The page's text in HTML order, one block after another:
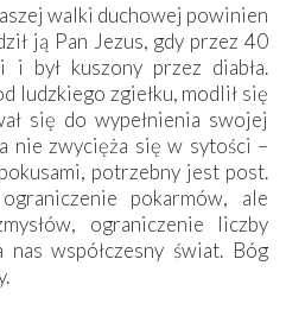
walki duchowej powinien
ją Pan Jezus, gdy przez 40
i był kuszony przez diabła.
ludzkiego zgiełku, modlił się
się do wypełnienia swojej
nie zwycięża się w sytości –
potrzebny jest post.
pokarmów, ale
ograniczenie liczby
współczesny świat. Bóg